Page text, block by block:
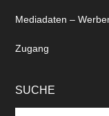
Mediadaten –
Zugang
SUCHE